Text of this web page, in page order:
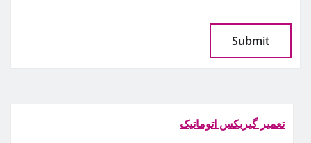
تعمیر گیربکس اتوماتیک